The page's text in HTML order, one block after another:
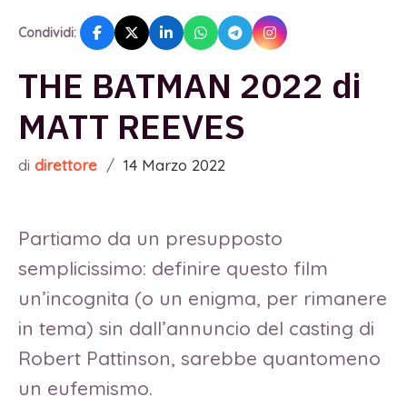
Condividi:
THE BATMAN 2022 di
MATT REEVES
di direttore / 14 Marzo 2022
Partiamo da un presupposto
semplicissimo: definire questo film
un’incognita (o un enigma, per rimanere
in tema) sin dall’annuncio del casting di
Robert Pattinson, sarebbe quantomeno
un eufemismo.